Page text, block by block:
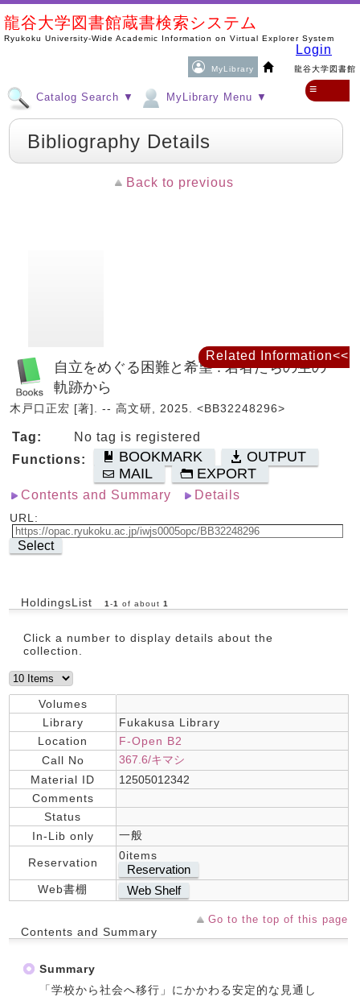
龍谷大学図書館蔵書検索システム
Ryukoku University-Wide Academic Information on Virtual Explorer System
MyLibrary 龍谷大学図書館
Login
Catalog Search ▼ MyLibrary Menu ▼
≡
Bibliography Details
Back to previous
自立をめぐる困難と希望 : 若者たちの生の
軌跡から
木戸口正宏 [著]. -- 高文研, 2025. <BB32248296>
Tag:
No tag is registered
Functions:
BOOKMARK
OUTPUT
MAIL
EXPORT
Contents and Summary Details
URL:
Select
HoldingsList 1 -1 of about 1
Click a number to display details about the
collection.
Volumes
Library
Fukakusa Library
Location
F-Open B2
Call No
367.6/キマシ
Material ID
12505012342
Comments
Status
In-Lib only
一般
Reservation
0items
Reservation
Web書棚 Web Shelf
Go to the top of this page
Contents and Summary
Summary
「学校から社会へ移行」にかかわる安定的な見通し
Related Information<<